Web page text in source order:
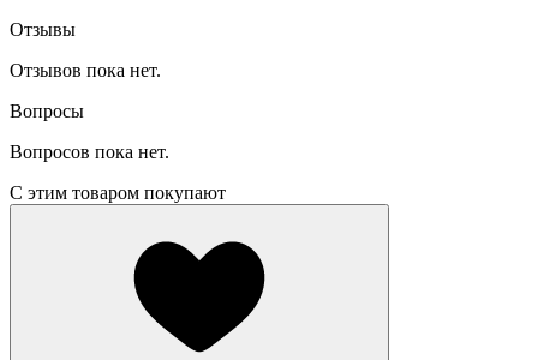
Отзывы
Отзывов пока нет.
Вопросы
Вопросов пока нет.
С этим товаром покупают